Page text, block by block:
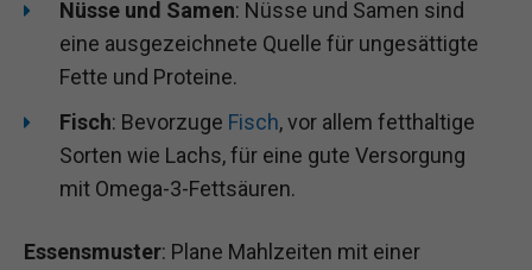
Nüsse und Samen: Nüsse und Samen sind
eine ausgezeichnete Quelle für ungesättigte
Fette und Proteine.
Fisch: Bevorzuge Fisch, vor allem fetthaltige
Sorten wie Lachs, für eine gute Versorgung
mit Omega-3-Fettsäuren.
Essensmuster: Plane Mahlzeiten mit einer